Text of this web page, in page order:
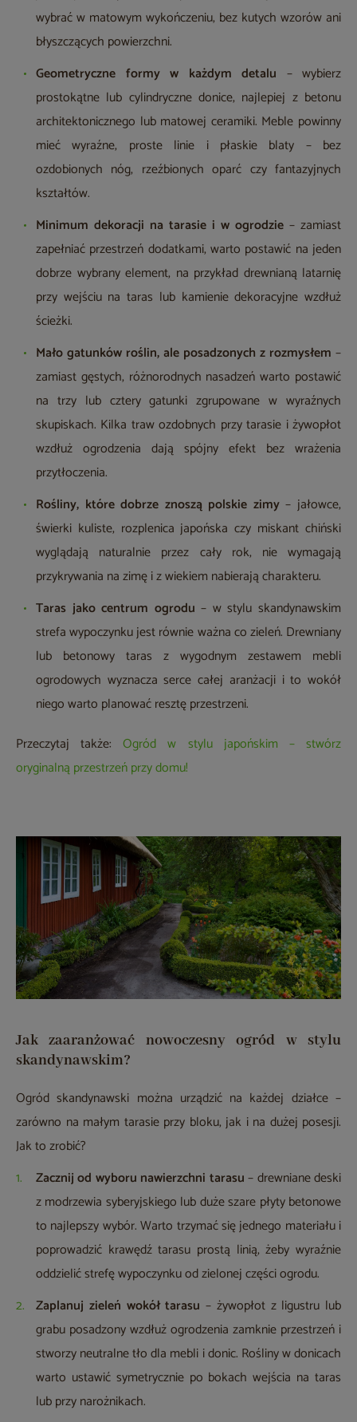
wybrać w matowym wykończeniu, bez kutych wzorów ani
błyszczących powierzchni.
Geometryczne formy w każdym detalu – wybierz
prostokątne lub cylindryczne donice, najlepiej z betonu
architektonicznego lub matowej ceramiki. Meble powinny
mieć wyraźne, proste linie i płaskie blaty – bez
ozdobionych nóg, rzeźbionych oparć czy fantazyjnych
kształtów.
Minimum dekoracji na tarasie i w ogrodzie – zamiast
zapełniać przestrzeń dodatkami, warto postawić na jeden
dobrze wybrany element, na przykład drewnianą latarnię
przy wejściu na taras lub kamienie dekoracyjne wzdłuż
ścieżki.
Mało gatunków roślin, ale posadzonych z rozmysłem –
zamiast gęstych, różnorodnych nasadzeń warto postawić
na trzy lub cztery gatunki zgrupowane w wyraźnych
skupiskach. Kilka traw ozdobnych przy tarasie i żywopłot
wzdłuż ogrodzenia dają spójny efekt bez wrażenia
przytłoczenia.
Rośliny, które dobrze znoszą polskie zimy– jałowce,
świerki kuliste, rozplenica japońska czy miskant chiński
wyglądają naturalnie przez cały rok, nie wymagają
przykrywania na zimę i z wiekiem nabierają charakteru.
Taras jako centrum ogrodu– w stylu skandynawskim
strefa wypoczynku jest równie ważna co zieleń. Drewniany
lub betonowy taras z wygodnym zestawem mebli
ogrodowych wyznacza serce całej aranżacji i to wokół
niego warto planować resztę przestrzeni.
Przeczytaj także:Ogród w stylu japońskim – stwórz
oryginalną przestrzeń przy domu!
Jak zaaranżować nowoczesny ogród w stylu
skandynawskim?
Ogród skandynawski można urządzić na każdej działce –
zarówno na małym tarasie przy bloku, jak i na dużej posesji.
Jak to zrobić?
Zacznij od wyboru nawierzchni tarasu– drewniane deski
z modrzewia syberyjskiego lub duże szare płyty betonowe
to najlepszy wybór. Warto trzymać się jednego materiału i
poprowadzić krawędź tarasu prostą linią, żeby wyraźnie
oddzielić strefę wypoczynku od zielonej części ogrodu.
Zaplanuj zieleń wokół tarasu – żywopłot z ligustru lub
grabu posadzony wzdłuż ogrodzenia zamknie przestrzeń i
stworzy neutralne tło dla mebli i donic. Rośliny w donicach
warto ustawić symetrycznie po bokach wejścia na taras
lub przy narożnikach.